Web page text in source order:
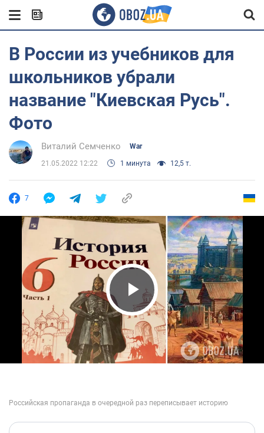
В России из учебников для
школьников убрали
название "Киевская Русь".
Фото
Виталий Семченко War
21.05.2022 12:22 1 минута 12,5 т.
7
Play Video